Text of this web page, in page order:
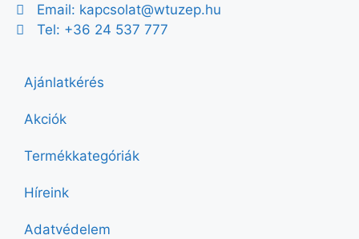
Email: kapcsolat@wtuzep.hu
Tel: +36 24 537 777
Ajánlatkérés
Akciók
Termékkategóriák
Híreink
Adatvédelem